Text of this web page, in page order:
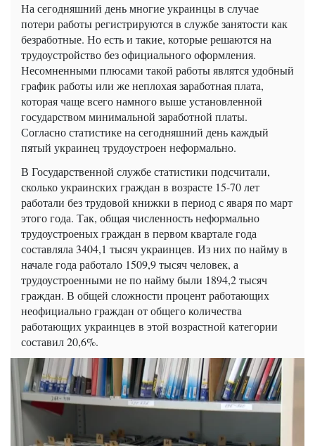
На сегодняшний день многие украинцы в случае
потери работы регистрируются в службе занятости как
безработные. Но есть и такие, которые решаются на
трудоустройство без официального оформления.
Несомненными плюсами такой работы являтся удобный
график работы или же неплохая заработная плата,
которая чаще всего намного выше установленной
государством минимальной заработной платы.
Согласно статистике на сегодняшний день каждый
пятый украинец трудоустроен неформально.
В Государственной службе статистики подсчитали,
сколько украинских граждан в возрасте 15-70 лет
работали без трудовой книжки в период с яваря по март
этого года. Так, общая численность неформально
трудоустроеных граждан в первом квартале года
составляла 3404,1 тысяч украинцев. Из них по найму в
начале года работало 1509,9 тысяч человек, а
трудоустроенными не по найму были 1894,2 тысяч
граждан. В общей сложности процент работающих
неофициально граждан от общего количества
работающих украинцев в этой возрастной категории
составил 20,6%.